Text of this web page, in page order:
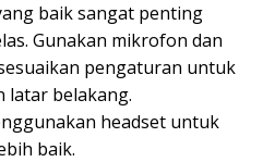
baik sangat penting
Gunakan mikrofon dan
pengaturan untuk
latar belakang.
headset untuk
baik.